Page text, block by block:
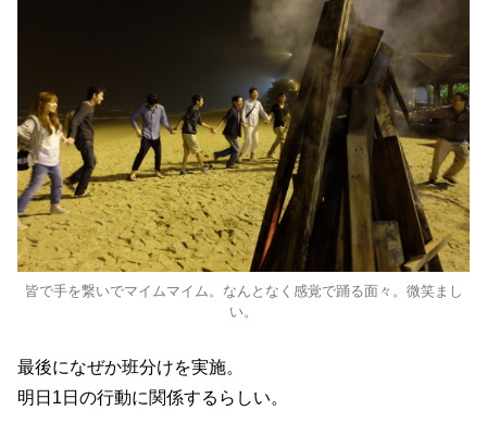
皆で手を繋いでマイムマイム。なんとなく感覚で踊る面々。微笑まし
い。
最後になぜか班分けを実施。
明日1日の行動に関係するらしい。